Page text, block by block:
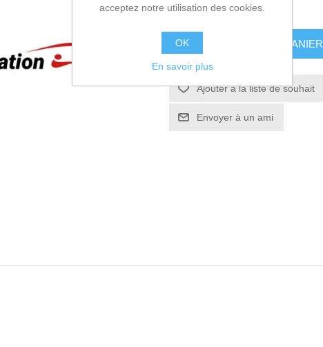
12,20€ HT
AJOUTER AU PANIER
Ajouter à la liste de souhait
Envoyer à un ami
acceptez notre utilisation des cookies.
OK
En savoir plus